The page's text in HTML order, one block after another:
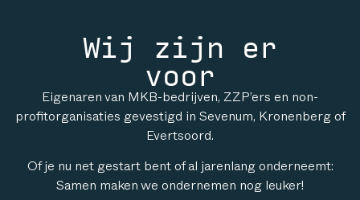
Wij zijn er
voor
Eigenaren van MKB-bedrijven, ZZP’ers en non-
profitorganisaties gevestigd in Sevenum, Kronenberg of
Evertsoord.
Of je nu net gestart bent of al jarenlang onderneemt:
Samen maken we ondernemen nog leuker!